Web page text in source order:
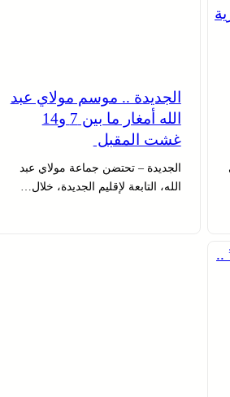
الجديدة .. موسم مولاي عبد
الله أمغار ما بين 7 و14
غشت المقبل
الجديدة – تحتضن جماعة مولاي عبد
الله، التابعة لإقليم الجديدة، خلال…